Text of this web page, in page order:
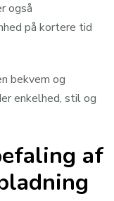
også
på kortere tid
bekvem og
enkelhed, stil og
af